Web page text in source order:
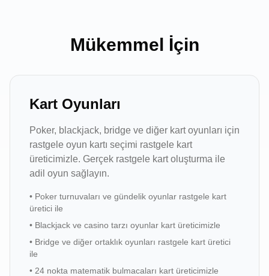
Mükemmel İçin
Kart Oyunları
Poker, blackjack, bridge ve diğer kart oyunları için
rastgele oyun kartı seçimi rastgele kart
üreticimizle. Gerçek rastgele kart oluşturma ile
adil oyun sağlayın.
• Poker turnuvaları ve gündelik oyunlar rastgele kart
üretici ile
• Blackjack ve casino tarzı oyunlar kart üreticimizle
• Bridge ve diğer ortaklık oyunları rastgele kart üretici
ile
• 24 nokta matematik bulmacaları kart üreticimizle